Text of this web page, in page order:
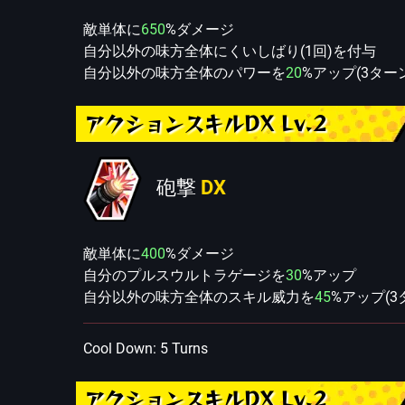
敵単体に650%ダメージ
自分以外の味方全体にくいしばり(1回)を付与
自分以外の味方全体のパワーを20%アップ(3ター
アクションスキルDX Lv.2
砲撃 DX
敵単体に400%ダメージ
自分のプルスウルトラゲージを30%アップ
自分以外の味方全体のスキル威力を45%アップ(3
Cool Down: 5 Turns
アクションスキルDX Lv.2